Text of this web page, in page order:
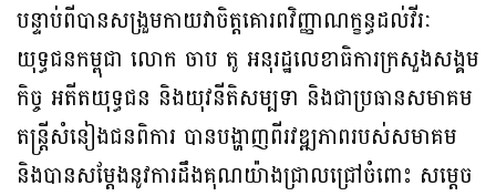
បន្ទាប់ពីបានសង្រួមកាយវាចិត្តគោរពវិញ្ញាណក្ខន្ធដល់វីរៈ
យុទ្ធជនកម្ពុជា លោក ចាប តូ អនុរដ្ឋលេខាធិការក្រសួងសង្គម
កិច្ច អតីតយុទ្ធជន និងយុវនីតិសម្បទា និងជាប្រធានសមាគម
តន្ត្រីសំនៀងជនពិការ បានបង្ហាញពីរវឌ្ឍភាពរបស់សមាគម
និងបានសម្តែងនូវការដឹងគុណយ៉ាងជ្រាលជ្រៅចំពោះ សម្តេច